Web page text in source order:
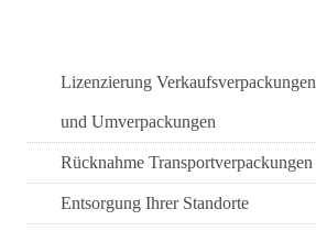
Lizenzierung Verkaufsverpackungen
und Umverpackungen
Rücknahme Transportverpackungen
Entsorgung Ihrer Standorte